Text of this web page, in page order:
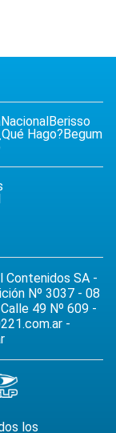
Nacional Berisso
Hago? Begum
Contenidos SA -
Nº 3037 - 08
49 Nº 609 -
-
los